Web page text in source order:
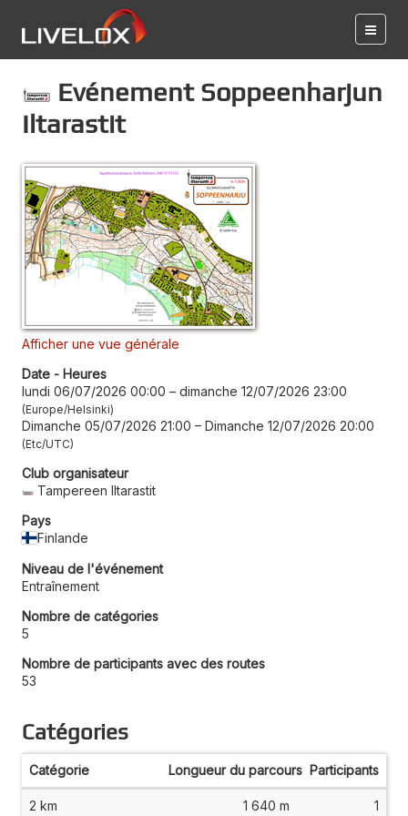
Evénement Soppeenharjun
Iltarastit
Afficher une vue générale
Date - Heures
lundi 06/07/2026 00:00 – dimanche 12/07/2026 23:00
Europe/Helsinki
Dimanche 05/07/2026 21:00 – Dimanche 12/07/2026 20:00
Etc/UTC
Club organisateur
Tampereen Iltarastit
Pays
Finlande
Niveau de l'événement
Entraînement
Nombre de catégories
5
Nombre de participants avec des routes
53
Catégories
Catégorie Longueur du parcours Participants
2 km 1 640 m 1